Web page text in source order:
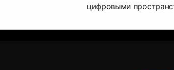
цифровыми